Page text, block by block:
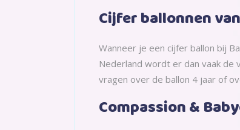
Cijfer ballonnen
Wanneer je een cijfer ballon bij
Nederland wordt er dan vaak de
vragen over de ballon 4 jaar of
Compassion &